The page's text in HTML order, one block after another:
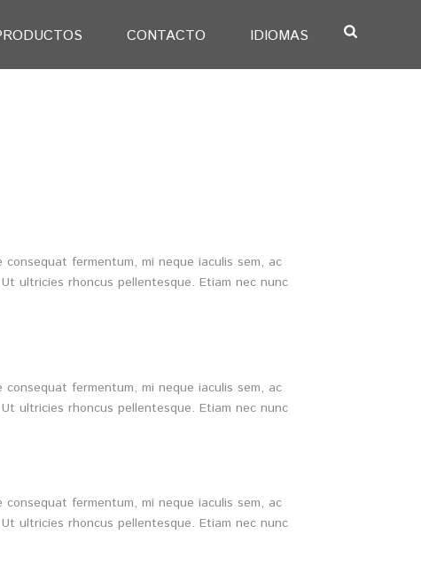
CONTACTO IDIOMAS
fermentum, mi neque iaculis sem, ac
ultricies rhoncus pellentesque. Etiam nec nunc
fermentum, mi neque iaculis sem, ac
ultricies rhoncus pellentesque. Etiam nec nunc
fermentum, mi neque iaculis sem, ac
ultricies rhoncus pellentesque. Etiam nec nunc